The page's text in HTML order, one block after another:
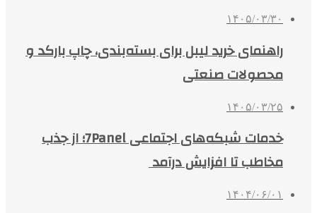
۱۴۰۵/۰۳/۳۰
راهنمای خرید لیبل برای بسته‌بندی، چاپ بارکد و
محصولات صنعتی
۱۴۰۵/۰۳/۲۵
خدمات شبکه‌های اجتماعی 7Panel؛ از جذب
مخاطب تا افزایش درآمد
۱۴۰۴/۰۶/۰۱